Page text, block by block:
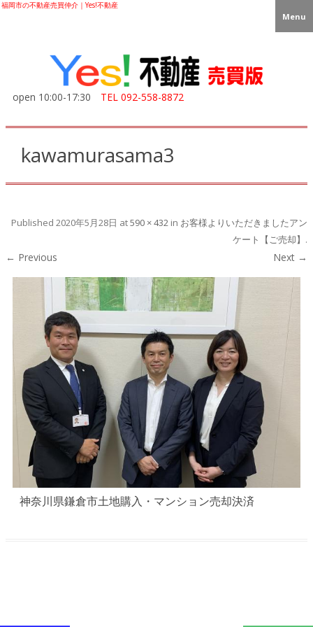
福岡市の不動産売買仲介｜Yes!不動産
open 10:00-17:30 TEL 092-558-8872
Menu
kawamurasama3
Published 2020年5月28日 at590 × 432 in お客様よりいただきましたアン
ケート【ご売却】 .
← Previous Next →
神奈川県鎌倉市土地購入・マンション売却決済